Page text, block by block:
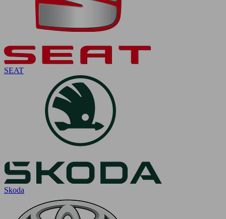
SEAT
Skoda